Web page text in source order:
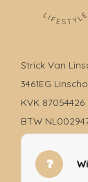
Strick Van
3461EG
KVK 87054426
BTW
06-19735816
info@mink-